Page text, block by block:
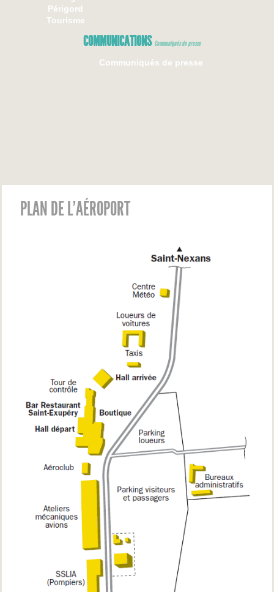
Périgord
Tourisme
COMMUNICATIONS Communiqués de presse
Communiqués de presse
PLAN DE L’AÉROPORT